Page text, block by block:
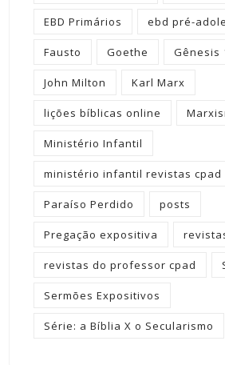
EBD Primários ebd pré-
Fausto Goethe Gênesis
John Milton Karl Marx
lições bíblicas online
Ministério Infantil
ministério infantil revistas cpad
Paraíso Perdido posts
Pregação expositiva
revistas do professor cpad
Sermões Expositivos
Série: a Bíblia X o Secularismo